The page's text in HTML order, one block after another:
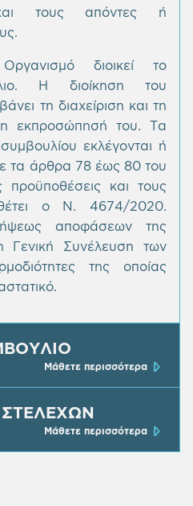
τους απόντες ή
διοικεί το
Η διοίκηση του
τη διαχείριση και τη
εκπροσώπησή του. Τα
εκλέγονται ή
τα άρθρα 78 έως 80 του
και τους
ο Ν. 4674/2020.
αποφάσεων της
Γενική Συνέλευση των
της οποίας
Μάθετε περισσότερα
Μάθετε περισσότερα